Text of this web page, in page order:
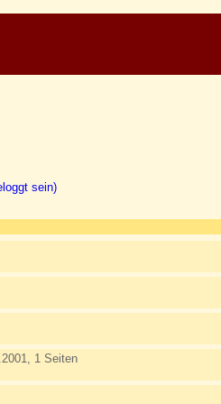
sein)
1 Seiten